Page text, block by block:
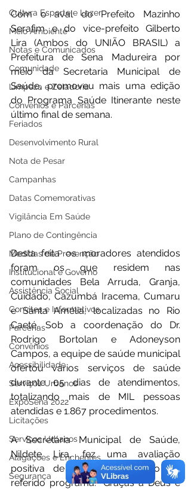
Cultura Esporte e Lazer
Meio Ambiente
Notas e Comunicados
Comunidade
Limpeza e Zeladoria
Convênios e Parcerias
Feriados
Desenvolvimento Rural
Nota de Pesar
Campanhas
Datas Comemorativas
Vigilância Em Saúde
Plano de Contingência
Medidas de Prevenção
Institucional e Governo
Assistência Social
Convites e Informativos
Parcerias
Convênios
Acessibilidade
Serviços Urbanos
ExpoSena 2022
Licitações
Serviços Urbanos
Alagações e Enchentes
Segurança
Com o aval do Prefeito Mazinho
Serafim e do vice-prefeito Gilberto
Lira (Ambos do UNIÃO BRASIL) a
Prefeitura de Sena Madureira por
meio da Secretaria Municipal de
Saúde, promoveu mais uma edição
do Programa Saúde Itinerante neste
último final de semana.
Desta feita os moradores atendidos
foram os que residem nas
comunidades Bela Arruda, Granja,
Cuidado, Cazumbá Iracema, Cumaru
e Santa Amélia, localizadas no Rio
Caeté. Sob a coordenação do Dr.
Rodrigo Bortolan e Adoneyson
Campos, a equipe de saúde municipal
ofertou vários serviços de saúde
durante 05 dias de atendimentos,
totalizando mais de MIL pessoas
atendidas e 1.867 procedimentos.
A Secretária Municipal de Saúde,
Nildete Lira, fez uma avaliação
positiva de mais essa edição do
referido programa. "Graças a Deus e